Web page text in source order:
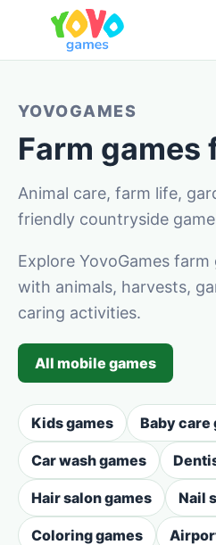
YOVOGAMES
Farm games
Animal care, farm life,
friendly countryside
Explore YovoGames
with animals, harvests,
caring activities.
All mobile games
Kids games Baby care
Car wash games
Hair salon games Nail
Coloring games